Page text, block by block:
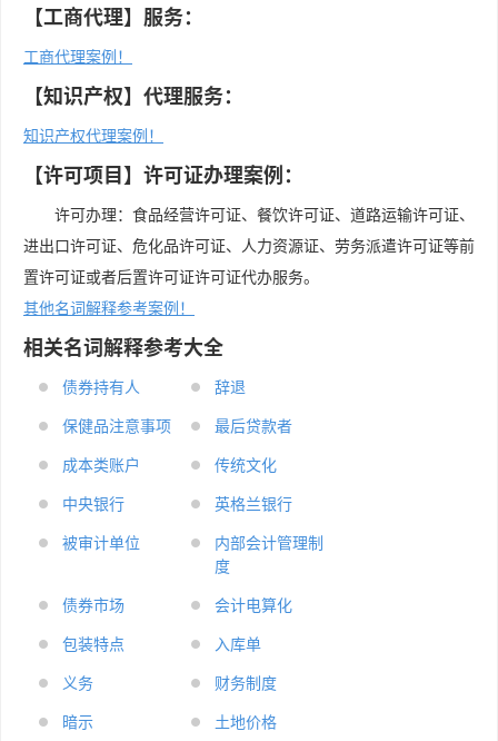
【工商代理】服务：
工商代理案例！
【知识产权】代理服务：
知识产权代理案例！
【许可项目】许可证办理案例：
许可办理：食品经营许可证、餐饮许可证、道路运输许可证、
进出口许可证、危化品许可证、人力资源证、劳务派遣许可证等前
置许可证或者后置许可证许可证代办服务。
其他名词解释参考案例！
相关名词解释参考大全
债券持有人
辞退
保健品注意事项
最后贷款者
成本类账户
传统文化
中央银行
英格兰银行
被审计单位
内部会计管理制
度
债券市场
会计电算化
包装特点
入库单
义务
财务制度
暗示
土地价格